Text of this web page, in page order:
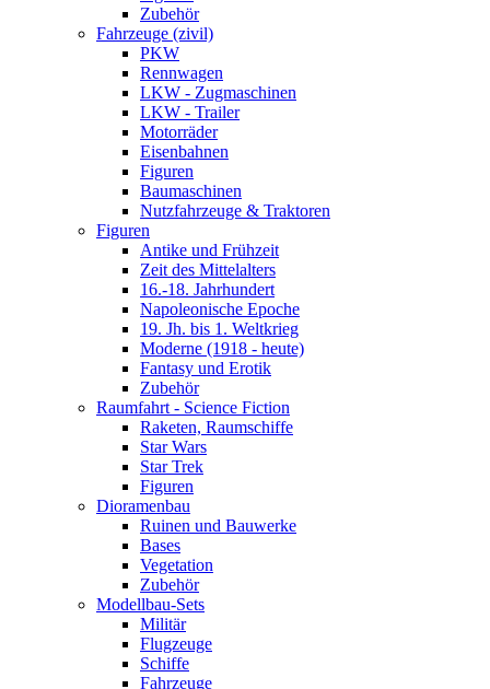
Zubehör
Fahrzeuge (zivil)
PKW
Rennwagen
LKW - Zugmaschinen
LKW - Trailer
Motorräder
Eisenbahnen
Figuren
Baumaschinen
Nutzfahrzeuge & Traktoren
Figuren
Antike und Frühzeit
Zeit des Mittelalters
16.-18. Jahrhundert
Napoleonische Epoche
19. Jh. bis 1. Weltkrieg
Moderne (1918 - heute)
Fantasy und Erotik
Zubehör
Raumfahrt - Science Fiction
Raketen, Raumschiffe
Star Wars
Star Trek
Figuren
Dioramenbau
Ruinen und Bauwerke
Bases
Vegetation
Zubehör
Modellbau-Sets
Militär
Flugzeuge
Schiffe
Fahrzeuge